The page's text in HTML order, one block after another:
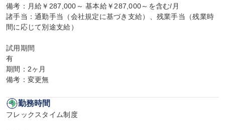
備考：月給￥287,000～ 基本給￥287,000～を含む/月
諸手当：通勤手当（会社規定に基づき支給）、残業手当（残業時
間に応じて別途支給）
試用期間
有
期間：2ヶ月
備考：変更無
勤務時間
フレックスタイム制度